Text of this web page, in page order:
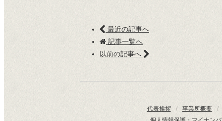
最近の記事へ
記事一覧へ
以前の記事へ
代表挨拶 / 事業所概要
/